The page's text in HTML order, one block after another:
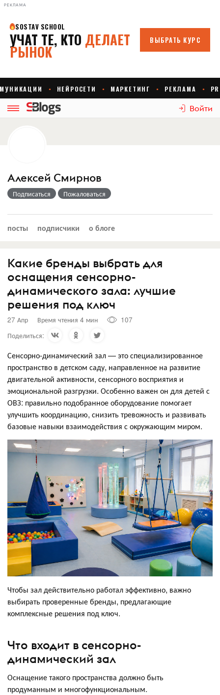
РЕКЛАМА
Войти
Алексей Смирнов
Подписаться Пожаловаться
посты подписчики о блоге
Какие бренды выбрать для
оснащения сенсорно-
динамического зала: лучшие
решения под ключ
27 Апр Время чтения 4 мин
107
Поделиться:
Сенсорно-динамический зал — это специализированное
пространство в детском саду, направленное на развитие
двигательной активности, сенсорного восприятия и
эмоциональной разгрузки. Особенно важен он для детей с
ОВЗ: правильно подобранное оборудование помогает
улучшить координацию, снизить тревожность и развивать
базовые навыки взаимодействия с окружающим миром.
Чтобы зал действительно работал эффективно, важно
выбирать проверенные бренды, предлагающие
комплексные решения под ключ.
Что входит в сенсорно-
динамический зал
Оснащение такого пространства должно быть
продуманным и многофункциональным.